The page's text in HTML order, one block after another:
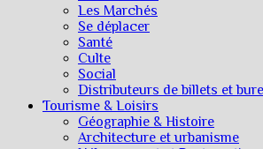
Les Marchés
Se déplacer
Santé
Culte
Social
Distributeurs de billets et
Tourisme & Loisirs
Géographie & Histoire
Architecture et urbanisme